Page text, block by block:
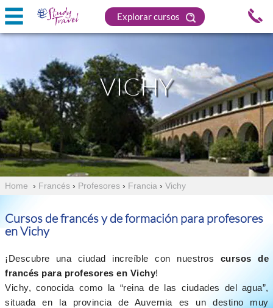
Explorar cursos
VICHY
Home › Francés › Profesores › Francia › Vichy
Cursos de francés y de formación para profesores
en Vichy
¡Descubre una ciudad increíble con nuestros cursos de
francés para profesores en Vichy!
Vichy, conocida como la “reina de las ciudades del agua”,
situada en la provincia de Auvernia es un destino muy